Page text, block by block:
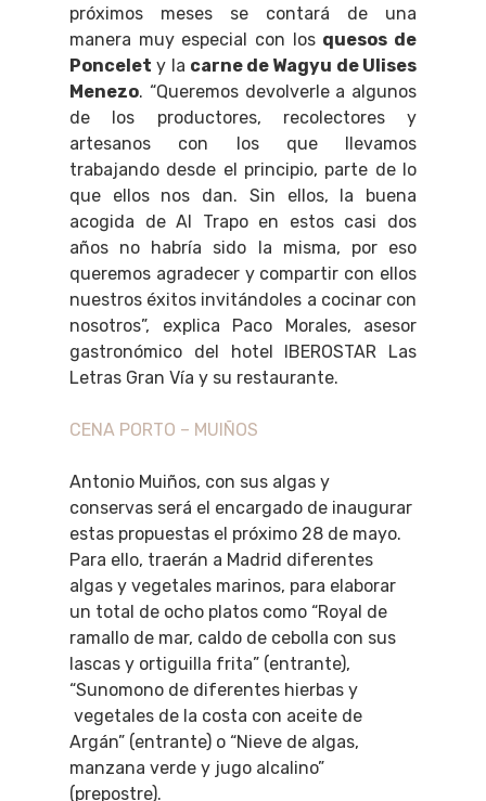
próximos meses se contará de una
manera muy especial con los quesos de
Poncelet y la carne de Wagyu de Ulises
Menezo. “Queremos devolverle a algunos
de los productores, recolectores y
artesanos con los que llevamos
trabajando desde el principio, parte de lo
que ellos nos dan. Sin ellos, la buena
acogida de Al Trapo en estos casi dos
años no habría sido la misma, por eso
queremos agradecer y compartir con ellos
nuestros éxitos invitándoles a cocinar con
nosotros”, explica Paco Morales, asesor
gastronómico del hotel IBEROSTAR Las
Letras Gran Vía y su restaurante.
CENA PORTO – MUIÑOS
Antonio Muiños, con sus algas y
conservas será el encargado de inaugurar
estas propuestas el próximo 28 de mayo.
Para ello, traerán a Madrid diferentes
algas y vegetales marinos, para elaborar
un total de ocho platos como “Royal de
ramallo de mar, caldo de cebolla con sus
lascas y ortiguilla frita” (entrante),
“Sunomono de diferentes hierbas y
vegetales de la costa con aceite de
Argán” (entrante) o “Nieve de algas,
manzana verde y jugo alcalino”
(prepostre).